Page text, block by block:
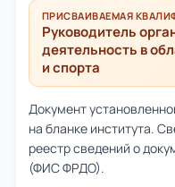
ПРИСВАИВАЕМАЯ
Руководитель
деятельность в
и спорта
Документ
на бланке института.
реестр сведений о
(ФИС ФРДО).